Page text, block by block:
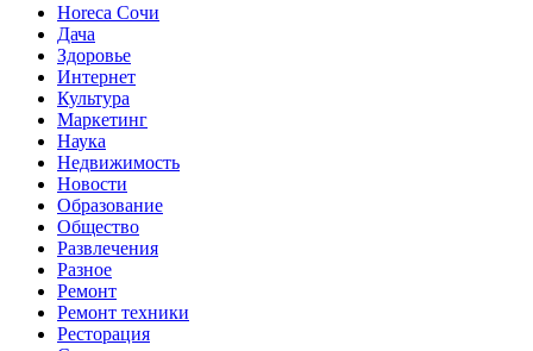
Horeca Сочи
Дача
Здоровье
Интернет
Культура
Маркетинг
Наука
Недвижимость
Новости
Образование
Общество
Развлечения
Разное
Ремонт
Ремонт техники
Ресторация